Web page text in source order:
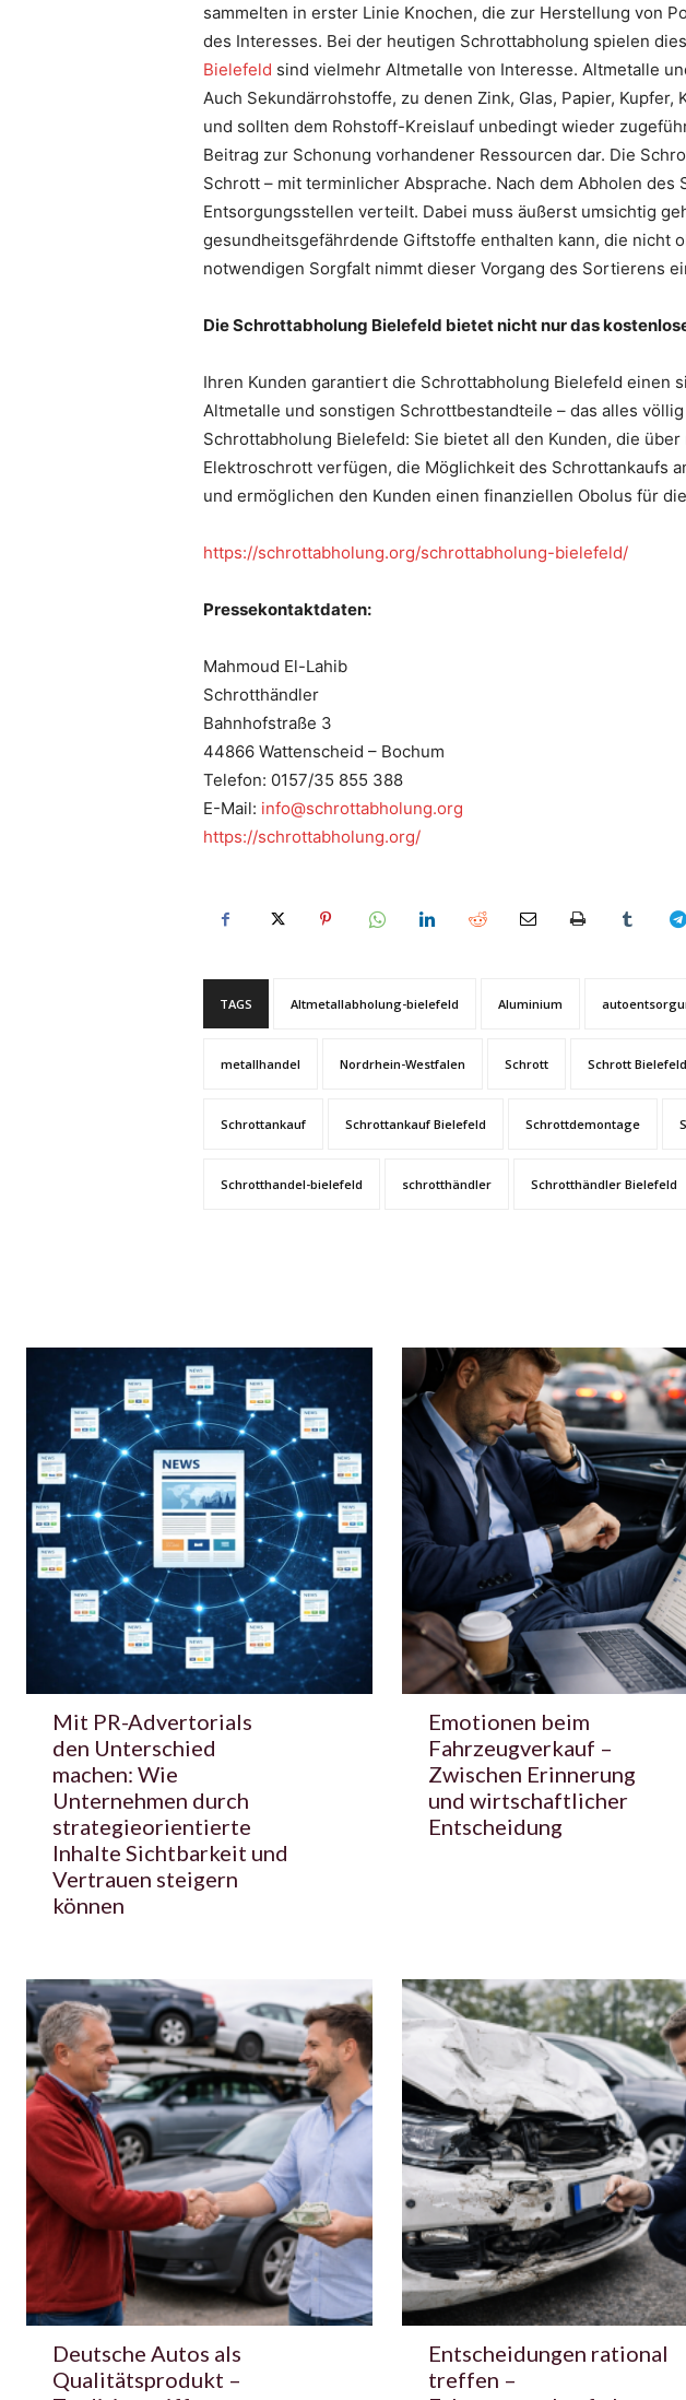
sammelten in erster Linie Knochen, die zur Herstellung von
des Interesses. Bei der heutigen Schrottabholung spielen
Bielefeld sind vielmehr Altmetalle von Interesse. Altmetalle
Auch Sekundärrohstoffe, zu denen Zink, Glas, Papier,
und sollten dem Rohstoff-Kreislauf unbedingt wieder
Beitrag zur Schonung vorhandener Ressourcen dar. Die
Schrott – mit terminlicher Absprache. Nach dem Abholen
Entsorgungsstellen verteilt. Dabei muss äußerst umsichtig
gesundheitsgefährdende Giftstoffe enthalten kann, die nicht
notwendigen Sorgfalt nimmt dieser Vorgang des Sortierens
Die Schrottabholung Bielefeld bietet nicht nur das
Ihren Kunden garantiert die Schrottabholung Bielefeld
Altmetalle und sonstigen Schrottbestandteile – das alles
Schrottabholung Bielefeld: Sie bietet all den Kunden, die
Elektroschrott verfügen, die Möglichkeit des Schrottankaufs
und ermöglichen den Kunden einen finanziellen Obolus für
https://schrottabholung.org/schrottabholung-bielefeld/
Pressekontaktdaten:
Mahmoud El-Lahib
Schrotthändler
Bahnhofstraße 3
44866 Wattenscheid – Bochum
Telefon: 0157/35 855 388
E-Mail: info@schrottabholung.org
https://schrottabholung.org/
TAGS Altmetallabholung-bielefeld Aluminium
metallhandel Nordrhein-Westfalen Schrott Schrott Bielefeld
Schrottankauf Schrottankauf Bielefeld Schrottdemontage
Schrotthandel-bielefeld schrotthändler Schrotthändler Bielefeld
Mit PR-Advertorials
den Unterschied
machen: Wie
Unternehmen durch
strategieorientierte
Inhalte Sichtbarkeit und
Vertrauen steigern
können
Emotionen beim
Fahrzeugverkauf –
Zwischen Erinnerung
und wirtschaftlicher
Entscheidung
Deutsche Autos als
Qualitätsprodukt –
Entscheidungen rational
treffen –